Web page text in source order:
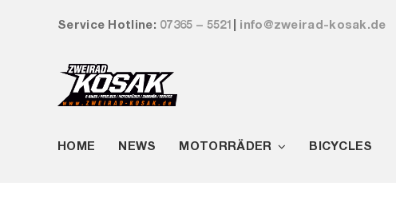
Service Hotline: 07365 – 5521 info@zweirad-kosak.de
HOME NEWS MOTORRÄDER BICYCLES